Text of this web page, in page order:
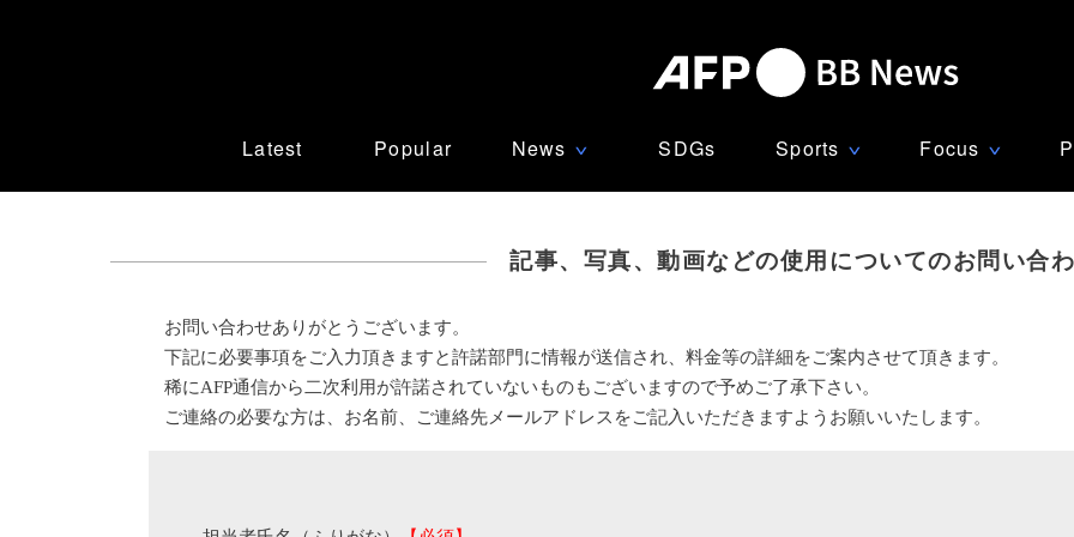
Latest Popular News ∨ SDGs Sports ∨ Focus ∨
記事、写真、動画などの使用についてのお問い合
お問い合わせありがとうございます。
下記に必要事項をご入力頂きますと許諾部門に情報が送信され、料金等の詳細をご案内させて頂きます。
稀にAFP通信から二次利用が許諾されていないものもございますので予めご了承下さい。
ご連絡の必要な方は、お名前、ご連絡先メールアドレスをご記入いただきますようお願いいたします。